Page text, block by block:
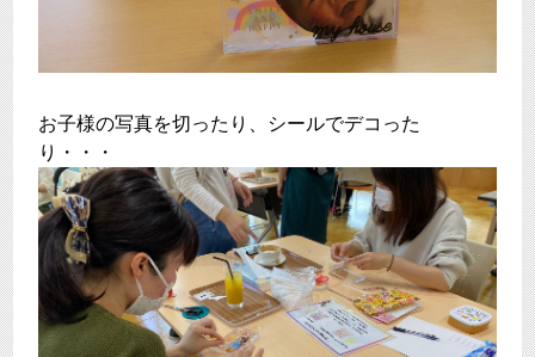
お子様の写真を切ったり、シールでデコった
り・・・